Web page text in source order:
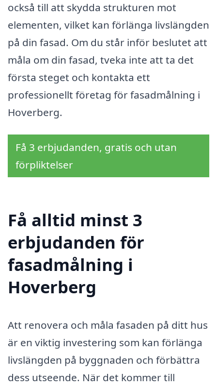
också till att skydda strukturen mot
elementen, vilket kan förlänga livslängden
på din fasad. Om du står inför beslutet att
måla om din fasad, tveka inte att ta det
första steget och kontakta ett
professionellt företag för fasadmålning i
Hoverberg.
Få 3 erbjudanden, gratis och utan
förpliktelser
Få alltid minst 3
erbjudanden för
fasadmålning i
Hoverberg
Att renovera och måla fasaden på ditt hus
är en viktig investering som kan förlänga
livslängden på byggnaden och förbättra
dess utseende. När det kommer till